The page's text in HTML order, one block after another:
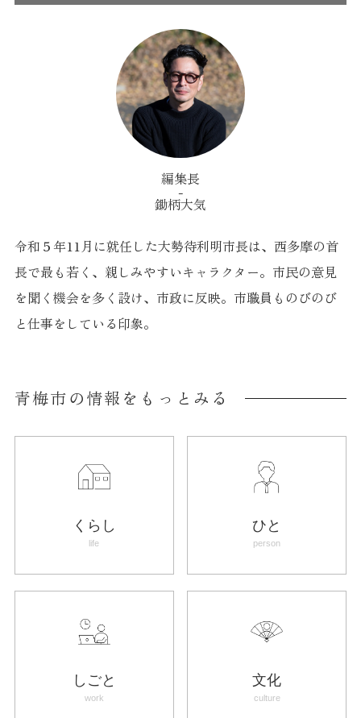
編集長
鋤柄大気
令和５年11月に就任した大勢待利明市長は、西多摩の首
長で最も若く、親しみやすいキャラクター。市民の意見
を聞く機会を多く設け、市政に反映。市職員ものびのび
と仕事をしている印象。
青梅市の情報をもっとみる
くらし
life
ひと
person
しごと
work
文化
culture